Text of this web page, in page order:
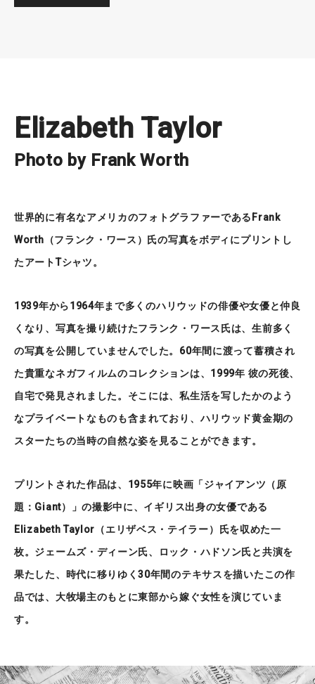
Elizabeth Taylor
Photo by Frank Worth
世界的に有名なアメリカのフォトグラファーであるFrank
Worth（フランク・ワース）氏の写真をボディにプリントし
たアートTシャツ。
1939年から1964年まで多くのハリウッドの俳優や女優と仲良
くなり、写真を撮り続けたフランク・ワース氏は、生前多く
の写真を公開していませんでした。60年間に渡って蓄積され
た貴重なネガフィルムのコレクションは、1999年 彼の死後、
自宅で発見されました。そこには、私生活を写したかのよう
なプライベートなものも含まれており、ハリウッド黄金期の
スターたちの当時の自然な姿を見ることができます。
プリントされた作品は、1955年に映画「ジャイアンツ（原
題：Giant）」の撮影中に、イギリス出身の女優である
Elizabeth Taylor（エリザベス・テイラー）氏を収めた一
枚。ジェームズ・ディーン氏、ロック・ハドソン氏と共演を
果たした、時代に移りゆく30年間のテキサスを描いたこの作
品では、大牧場主のもとに東部から嫁ぐ女性を演じていま
す。